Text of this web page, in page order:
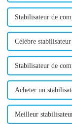
Stabilisateur de
Célèbre
Stabilisateur de
Acheter un
Meilleur